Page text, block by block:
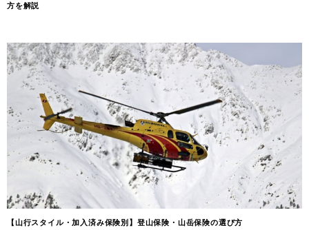
方を解説
【山行スタイル・加入済み保険別】登山保険・山岳保険の選び方